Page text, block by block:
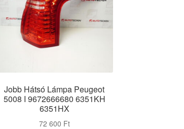
Jobb Hátsó Lámpa Peugeot
5008 I 9672666680 6351KH
6351HX
72 600 Ft